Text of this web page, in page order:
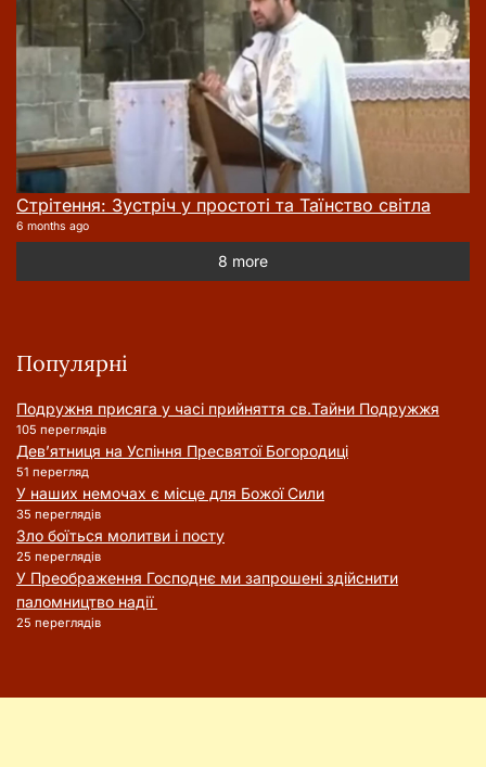
Стрітення: Зустріч у простоті та Таїнство світла
6 months ago
8 more
Популярні
Подружня присягa у часі прийняття cв.Тайни Подружжя
105 переглядів
Дев’ятниця на Успіння Пресвятої Богородиці
51 перегляд
У наших немочах є місце для Божої Сили
35 переглядів
Зло боїться молитви і посту
25 переглядів
У Преображення Господнє ми запрошені здійснити
паломництво надії
25 переглядів